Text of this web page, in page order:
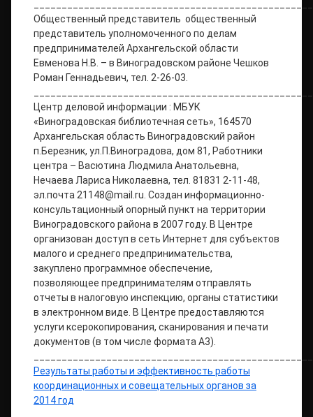
Общественный представитель общественный
представитель уполномоченного по делам
предпринимателей Архангельской области
Евменова Н.В. – в Виноградовском районе Чешков
Роман Геннадьевич, тел. 2-26-03.
Центр деловой информации : МБУК
«Виноградовская библиотечная сеть», 164570
Архангельская область Виноградовский район
п.Березник, ул.П.Виноградова, дом 81, Работники
центра – Васютина Людмила Анатольевна,
Нечаева Лариса Николаевна, тел. 81831 2-11-48,
эл.почта 21148@mail.ru. Создан информационно-
консультационный опорный пункт на территории
Виноградовского района в 2007 году. В Центре
организован доступ в сеть Интернет для субъектов
малого и среднего предпринимательства,
закуплено программное обеспечение,
позволяющее предпринимателям отправлять
отчеты в налоговую инспекцию, органы статистики
в электронном виде. В Центре предоставляются
услуги ксерокопирования, сканирования и печати
документов (в том числе формата А3).
Результаты работы и эффективность работы
координационных и совещательных органов за
2014 год